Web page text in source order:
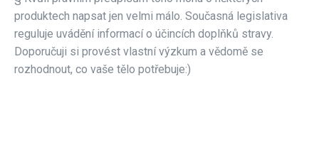
produktech napsat jen velmi málo. Současná legislativa
reguluje uvádění informací o účincích doplňků stravy.
Doporučuji si provést vlastní výzkum a vědomě se
rozhodnout, co vaše tělo potřebuje:)